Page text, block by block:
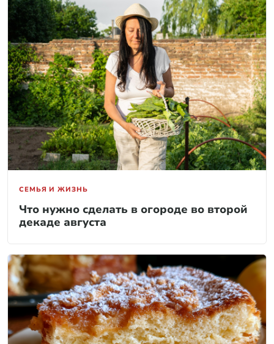
СЕМЬЯ И ЖИЗНЬ
Что нужно сделать в огороде во второй
декаде августа